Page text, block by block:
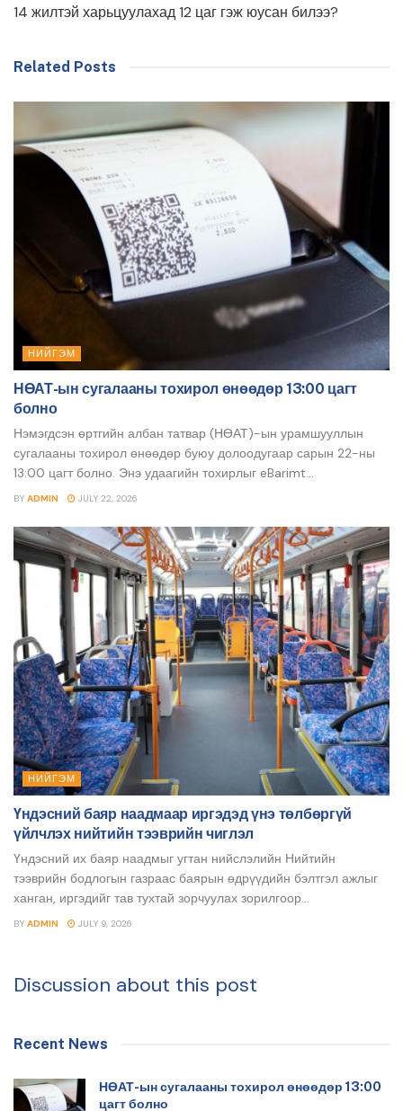
14 жилтэй харьцуулахад 12 цаг гэж юусан билээ?
Related Posts
НИЙГЭМ
НӨАТ-ын сугалааны тохирол өнөөдөр 13:00 цагт
болно
Нэмэгдсэн өртгийн албан татвар (НӨАТ)-ын урамшууллын
сугалааны тохирол өнөөдөр буюу долоодугаар сарын 22-ны
13:00 цагт болно. Энэ удаагийн тохирлыг eBarimt...
BY ADMIN JULY 22, 2026
НИЙГЭМ
Үндэсний баяр наадмаар иргэдэд үнэ төлбөргүй
үйлчлэх нийтийн тээврийн чиглэл
Үндэсний их баяр наадмыг угтан нийслэлийн Нийтийн
тээврийн бодлогын газраас баярын өдрүүдийн бэлтгэл ажлыг
ханган, иргэдийг тав тухтай зорчуулах зорилгоор...
BY ADMIN JULY 9, 2026
Discussion about this post
Recent News
НӨАТ-ын сугалааны тохирол өнөөдөр 13:00
цагт болно